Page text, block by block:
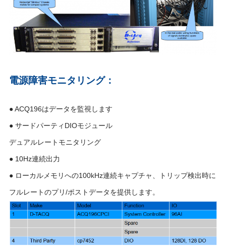
電源障害モニタリング：
● ACQ196はデータを監視します
● サードパーティDIOモジュール
デュアルレートモニタリング
● 10Hz連続出力
● ローカルメモリへの100kHz連続キャプチャ、トリップ検出時に
フルレートのプリ/ポストデータを提供します。